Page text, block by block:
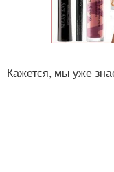
Кажется, мы уже